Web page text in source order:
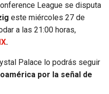
League se disputa
este miércoles 27 de
a las 21:00 horas,
.
Palace lo podrás seguir
por la señal de